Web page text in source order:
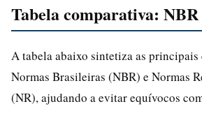
Tabela comparativa:
A tabela abaixo sintetiza as principais
Normas Brasileiras (NBR) e Normas
(NR), ajudando a evitar equívocos